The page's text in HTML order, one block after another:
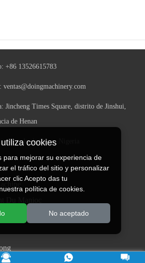
+86 13526615783
ventas@doingmachinery.com
Jincheng Times Square, distrito de Jinshui,
de Henan
Estado de Ogun, Nigeria
Du Manioc
de yuca
cookies
para mejorar su experiencia de
el tráfico del sitio y personalizar
clic Acepto das tu
política de cookies.
No aceptado